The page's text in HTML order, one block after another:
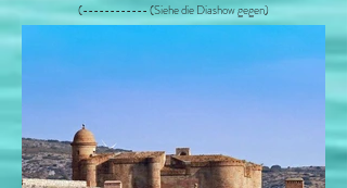
(------------ (Siehe die Diashow gegen)